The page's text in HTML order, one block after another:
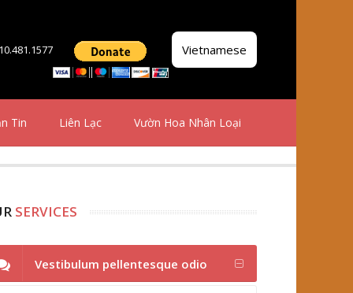
Vietnamese
Tin Liên Lạc Vườn Hoa Nhân Loại
SERVICES
Vestibulum pellentesque odio